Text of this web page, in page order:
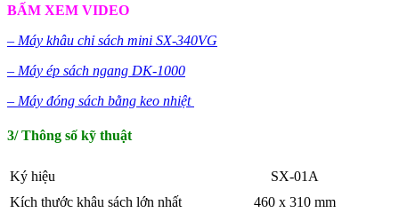
BẤM XEM VIDEO
– Máy khâu chỉ sách mini SX-340VG
– Máy ép sách ngang DK-1000
– Máy đóng sách bằng keo nhiệt
3/ Thông số kỹ thuật
Ký hiệu
SX-01A
Kích thước khâu sách lớn nhất
460 x 310 mm